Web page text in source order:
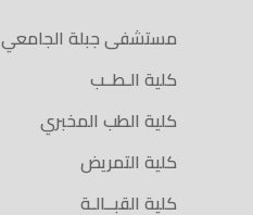
مستشفى جبلة الجامعي
كلية الـطــب
كلية الطب المخبري
كلية التمريض
كلية القبــالـة